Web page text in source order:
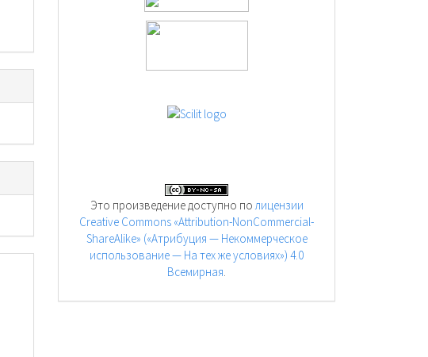
Это произведение доступно полицензии
Creative Commons «Attribution-NonCommercial-
ShareAlike» («Атрибуция — Некоммерческое
использование — На тех же условиях») 4.0
Всемирная.